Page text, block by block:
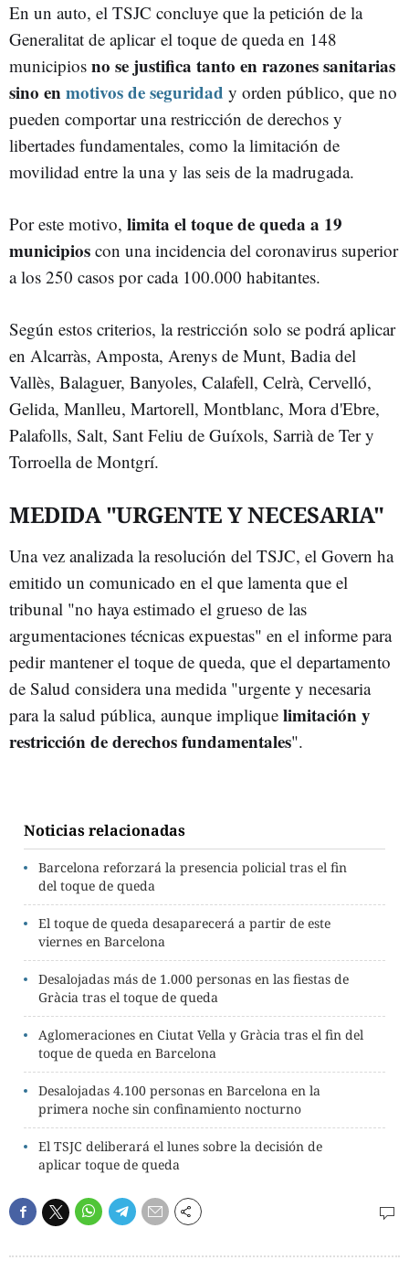
En un auto, el TSJC concluye que la petición de la
Generalitat de aplicar el toque de queda en 148
municipios no se justifica tanto en razones sanitarias
sino enmotivos de seguridad y orden público, que no
pueden comportar una restricción de derechos y
libertades fundamentales, como la limitación de
movilidad entre la una y las seis de la madrugada.
Por este motivo, limita el toque de queda a 19
municipios con una incidencia del coronavirus superior
a los 250 casos por cada 100.000 habitantes.
Según estos criterios, la restricción solo se podrá aplicar
en Alcarràs, Amposta, Arenys de Munt, Badia del
Vallès, Balaguer, Banyoles, Calafell, Celrà, Cervelló,
Gelida, Manlleu, Martorell, Montblanc, Mora d'Ebre,
Palafolls, Salt, Sant Feliu de Guíxols, Sarrià de Ter y
Torroella de Montgrí.
MEDIDA "URGENTE Y NECESARIA"
Una vez analizada la resolución del TSJC, el Govern ha
emitido un comunicado en el que lamenta que el
tribunal "no haya estimado el grueso de las
argumentaciones técnicas expuestas" en el informe para
pedir mantener el toque de queda, que el departamento
de Salud considera una medida "urgente y necesaria
para la salud pública, aunque implique limitación y
restricción de derechos fundamentales".
Noticias relacionadas
Barcelona reforzará la presencia policial tras el fin
del toque de queda
El toque de queda desaparecerá a partir de este
viernes en Barcelona
Desalojadas más de 1.000 personas en las fiestas de
Gràcia tras el toque de queda
Aglomeraciones en Ciutat Vella y Gràcia tras el fin del
toque de queda en Barcelona
Desalojadas 4.100 personas en Barcelona en la
primera noche sin confinamiento nocturno
El TSJC deliberará el lunes sobre la decisión de
aplicar toque de queda